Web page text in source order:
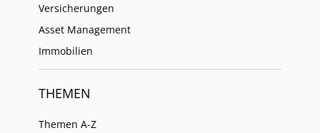
Versicherungen
Asset Management
Immobilien
THEMEN
Themen A-Z